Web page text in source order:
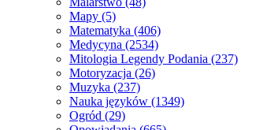
Mapy (5)
Matematyka (406)
Medycyna (2534)
Mitologia Legendy Podania (237)
Motoryzacja (26)
Muzyka (237)
Nauka języków (1349)
Ogród (29)